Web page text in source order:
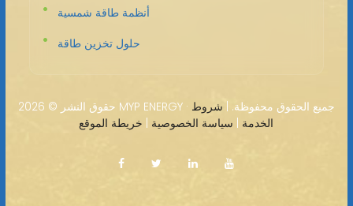
أنظمة طاقة شمسية
حلول تخزين طاقة
حقوق النشر © 2026 MYP ENERGY · جميع الحقوق محفوظة. | شروط
الخدمة | سياسة الخصوصية | خريطة الموقع